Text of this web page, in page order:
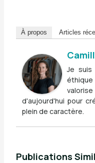
À propos Articles
Je suis
d'aujourd'hui pour
plein de caractère.
Publications